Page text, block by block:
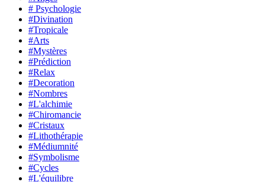
# Psychologie
#Divination
#Tropicale
#Arts
#Mystères
#Prédiction
#Relax
#Decoration
#Nombres
#L'alchimie
#Chiromancie
#Cristaux
#Lithothérapie
#Médiumnité
#Symbolisme
#Cycles
#L'équilibre